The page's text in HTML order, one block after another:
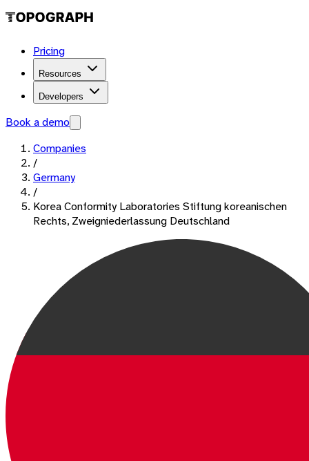
Pricing
Resources
Developers
Book a demo
Companies
/
Germany
/
Korea Conformity Laboratories Stiftung koreanischen
Rechts, Zweigniederlassung Deutschland